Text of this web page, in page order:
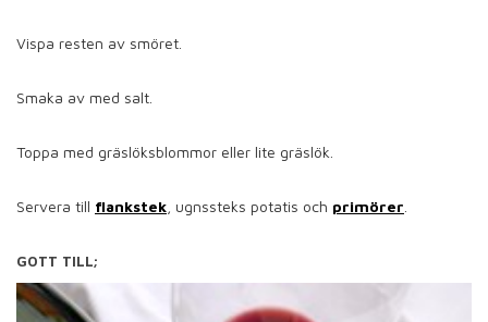
Vispa resten av smöret.
Smaka av med salt.
Toppa med gräslöksblommor eller lite gräslök.
Servera till flankstek , ugnssteks potatis och primörer
GOTT TILL;